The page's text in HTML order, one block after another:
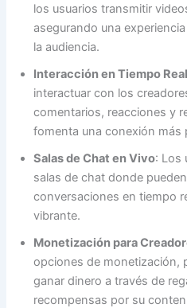
los usuarios transmitir
asegurando una
la audiencia.
Interacción en Tiempo Real
interactuar con los
comentarios, reacciones y
fomenta una conexión más
Salas de Chat en Vivo: Los
salas de chat donde
conversaciones en tiempo
vibrante.
Monetización para
opciones de monetización,
ganar dinero a través de
recompensas por su